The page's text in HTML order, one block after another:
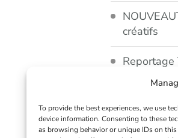
To provide the best experiences, we use
device information. Consenting to these
as browsing behavior or unique IDs on
créatifs
Reportage
Chantier